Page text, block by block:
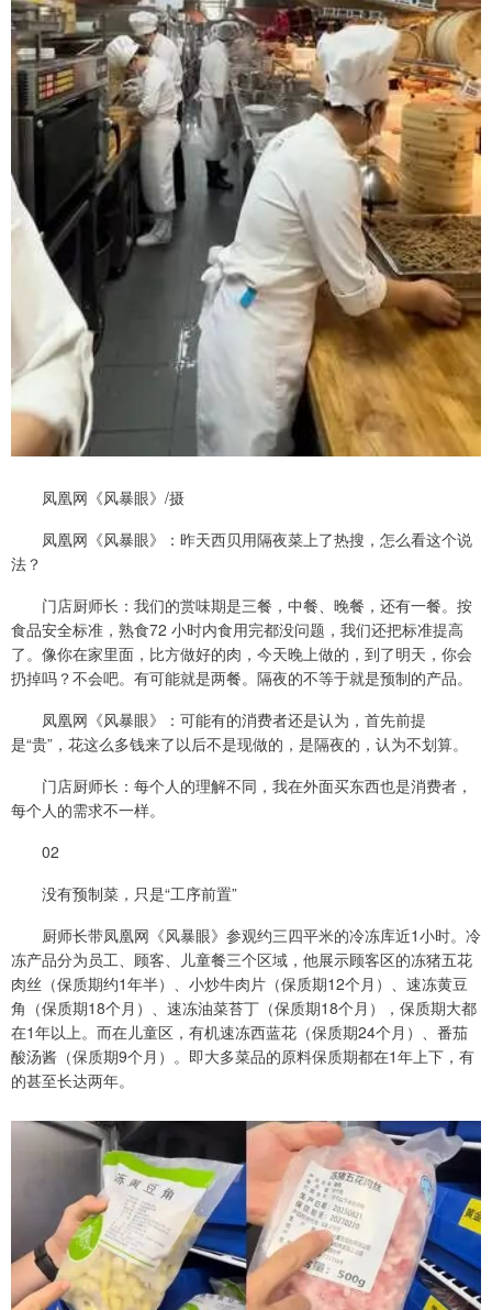
凤凰网《风暴眼》/摄
凤凰网《风暴眼》：昨天西贝用隔夜菜上了热搜，怎么看这个说
法？
门店厨师长：我们的赏味期是三餐，中餐、晚餐，还有一餐。按
食品安全标准，熟食72 小时内食用完都没问题，我们还把标准提高
了。像你在家里面，比方做好的肉，今天晚上做的，到了明天，你会
扔掉吗？不会吧。有可能就是两餐。隔夜的不等于就是预制的产品。
凤凰网《风暴眼》：可能有的消费者还是认为，首先前提
是“贵”，花这么多钱来了以后不是现做的，是隔夜的，认为不划算。
门店厨师长：每个人的理解不同，我在外面买东西也是消费者，
每个人的需求不一样。
02
没有预制菜，只是“工序前置”
厨师长带凤凰网《风暴眼》参观约三四平米的冷冻库近1小时。冷
冻产品分为员工、顾客、儿童餐三个区域，他展示顾客区的冻猪五花
肉丝（保质期约1年半）、小炒牛肉片（保质期12个月）、速冻黄豆
角（保质期18个月）、速冻油菜苔丁（保质期18个月），保质期大都
在1年以上。而在儿童区，有机速冻西蓝花（保质期24个月）、番茄
酸汤酱（保质期9个月）。即大多菜品的原料保质期都在1年上下，有
的甚至长达两年。